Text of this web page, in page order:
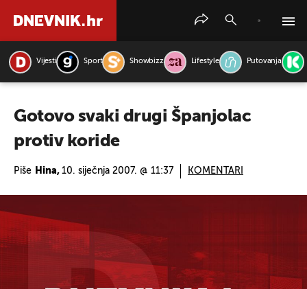
Vijesti Sport Showbizz Lifestyle Putovanja
Gotovo svaki drugi Španjolac
protiv koride
Piše Hina, 10. siječnja 2007. @ 11:37 KOMENTARI
PRETRAŽITE VIJESTI